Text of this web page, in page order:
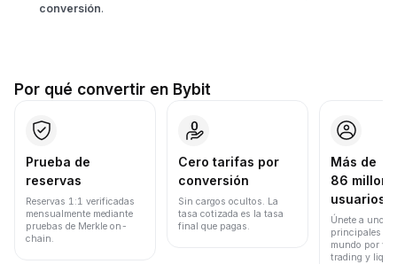
conversión.
Por qué convertir en Bybit
Prueba de
reservas
Reservas 1:1 verificadas
mensualmente mediante
pruebas de Merkle on-
chain.
Cero tarifas por
conversión
Sin cargos ocultos. La
tasa cotizada es la tasa
final que pagas.
Más de
86
usuarios
Únete a uno
principales
mundo por
trading y